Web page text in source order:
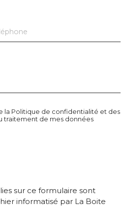
la Politique de confidentialité et des
traitement de mes données
sur ce formulaire sont
informatisé par La Boite